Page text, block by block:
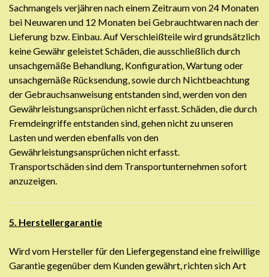
Sachmangels verjähren nach einem Zeitraum von 24 Monaten
bei Neuwaren und 12 Monaten bei Gebrauchtwaren nach der
Lieferung bzw. Einbau. Auf Verschleißteile wird grundsätzlich
keine Gewähr geleistet Schäden, die ausschließlich durch
unsachgemäße Behandlung, Konfiguration, Wartung oder
unsachgemäße Rücksendung, sowie durch Nichtbeachtung
der Gebrauchsanweisung entstanden sind, werden von den
Gewährleistungsansprüchen nicht erfasst. Schäden, die durch
Fremdeingriffe entstanden sind, gehen nicht zu unseren
Lasten und werden ebenfalls von den
Gewährleistungsansprüchen nicht erfasst.
Transportschäden sind dem Transportunternehmen sofort
anzuzeigen.
5. Herstellergarantie
Wird vom Hersteller für den Liefergegenstand eine freiwillige
Garantie gegenüber dem Kunden gewährt, richten sich Art